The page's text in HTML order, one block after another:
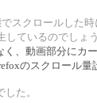
スクロールした
しているのでしょ
、動画部分にカ
のスクロール
た。